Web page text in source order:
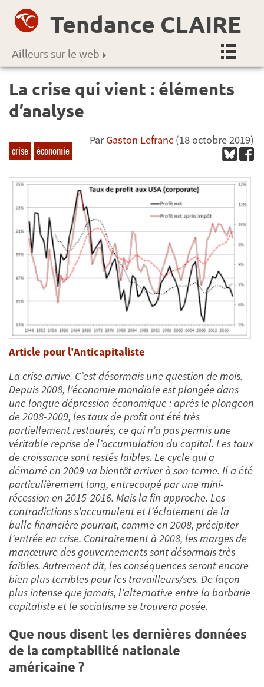
Tendance CLAIRE
Ailleurs sur le web
La crise qui vient : éléments
d’analyse
crise économie
ParGaston Lefranc (18 octobre 2019)
Article pour l'Anticapitaliste
La crise arrive. C’est désormais une question de mois.
Depuis 2008, l’économie mondiale est plongée dans
une longue dépression économique : après le plongeon
de 2008-2009, les taux de profit ont été très
partiellement restaurés, ce qui n’a pas permis une
véritable reprise de l’accumulation du capital. Les taux
de croissance sont restés faibles. Le cycle qui a
démarré en 2009 va bientôt arriver à son terme. Il a été
particulièrement long, entrecoupé par une mini-
récession en 2015-2016. Mais la fin approche. Les
contradictions s’accumulent et l’éclatement de la
bulle financière pourrait, comme en 2008, précipiter
l’entrée en crise. Contrairement à 2008, les marges de
manœuvre des gouvernements sont désormais très
faibles. Autrement dit, les conséquences seront encore
bien plus terribles pour les travailleurs/ses. De façon
plus intense que jamais, l’alternative entre la barbarie
capitaliste et le socialisme se trouvera posée.
Que nous disent les dernières données
de la comptabilité nationale
américaine ?